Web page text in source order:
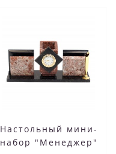
Настольный мини-
набор "Менеджер"